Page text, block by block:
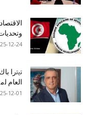
12-24
ﺗﯾﺗرا
اﻟﻌﺎم
12-01